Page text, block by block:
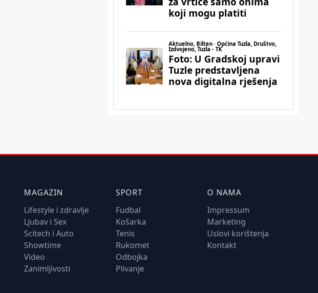
MAGAZIN
Lifestyle i zdravlje
Ljubav i Sex
Scitech i Auto
Showtime
Video
Zanimljivosti
SPORT
Fudbal
Košarka
Tenis
Rukomet
Odbojka
Plivanje
O NAMA
Impressum
Marketing
Uslovi korištenja
Kontakt